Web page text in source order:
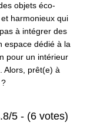
objets éco-
harmonieux qui
à intégrer des
espace dédié à la
pour un intérieur
Alors, prêt(e) à
5 - (6 votes)